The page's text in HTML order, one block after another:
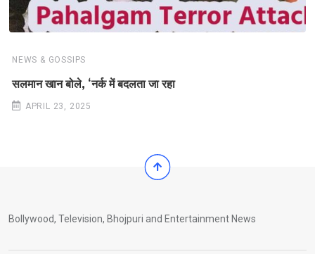
NEWS & GOSSIPS
सलमान खान बोले, ‘नर्क में बदलता जा रहा
APRIL 23, 2025
Bollywood, Television, Bhojpuri and Entertainment News